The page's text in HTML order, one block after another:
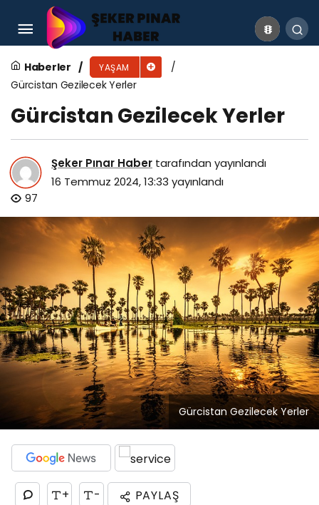
Haberler YAŞAM
Gürcistan Gezilecek Yerler
Gürcistan Gezilecek Yerler
Şeker Pınar Haber tarafından yayınlandı
16 Temmuz 2024, 13:33 yayınlandı
97
Gürcistan Gezilecek Yerler
+ - PAYLAŞ
Knorr İsrail Malı Mı? Knorr Hangi Ülkenin?